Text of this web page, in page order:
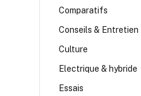
Comparatifs
Conseils & Entretien
Culture
Electrique & hybride
Essais